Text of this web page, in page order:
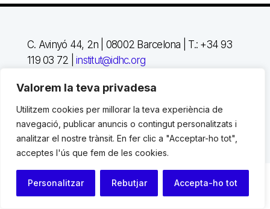
Valorem la teva privadesa
Utilitzem cookies per millorar la teva experiència de
navegació, publicar anuncis o contingut personalitzats i
analitzar el nostre trànsit. En fer clic a "Acceptar-ho tot",
acceptes l'ús que fem de les cookies.
Personalitzar Rebutjar Accepta-ho tot
C. Avinyó 44, 2n | 08002 Barcelona | T.: +34 93
119 03 72
institut@idhc.org
© Institut de Drets Humans de Catalunya.
Avis legal|Cookies|Contacte